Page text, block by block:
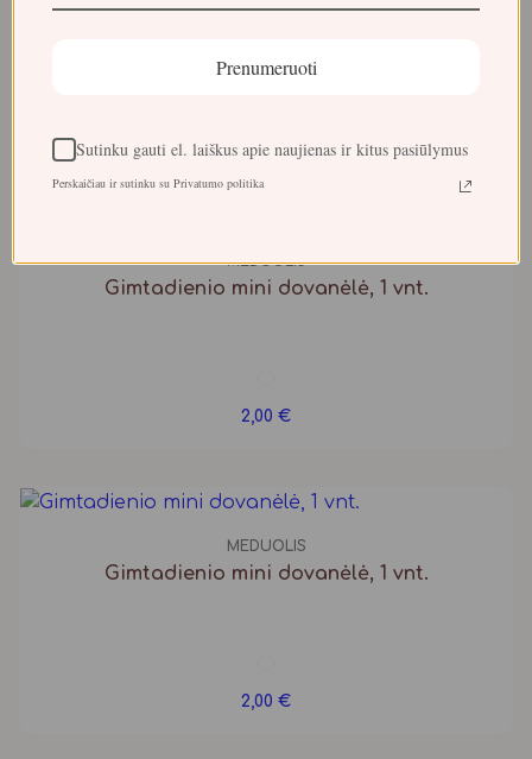
MEDUOLIS
Gimtadienio mini dovanėlė, 1 vnt.
2,00 €
MEDUOLIS
Gimtadienio mini dovanėlė, 1 vnt.
2,00 €
Prenumeruoti
Sutinku gauti el. laiškus apie naujienas ir kitus pasiūlymus
Perskaičiau ir sutinku su Privatumo politika